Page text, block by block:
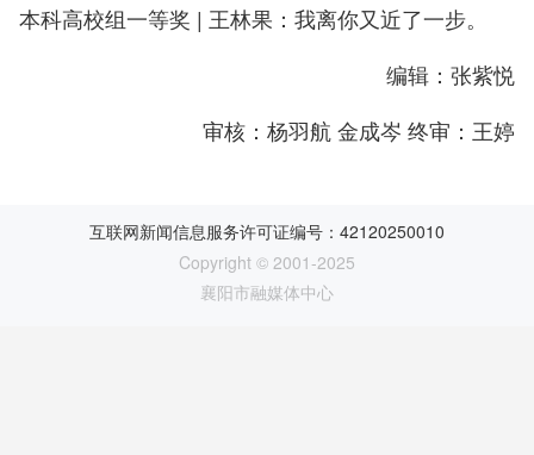
本科高校组一等奖 | 王林果：我离你又近了一步。
编辑：张紫悦
审核：杨羽航 金成岑 终审：王婷
互联网新闻信息服务许可证编号：42120250010
Copyright © 2001-2025
襄阳市融媒体中心